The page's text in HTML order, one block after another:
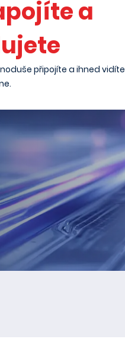
a
připojíte a ihned vidíte